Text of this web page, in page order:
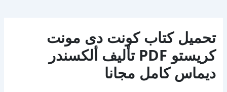
تحميل كتاب كونت دى مونت
كريستو PDF تأليف ألكسندر
ديماس كامل مجانا